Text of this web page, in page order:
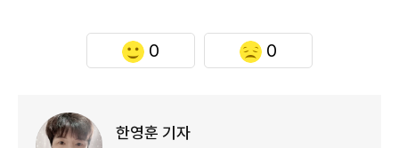
0 0
한영훈 기자